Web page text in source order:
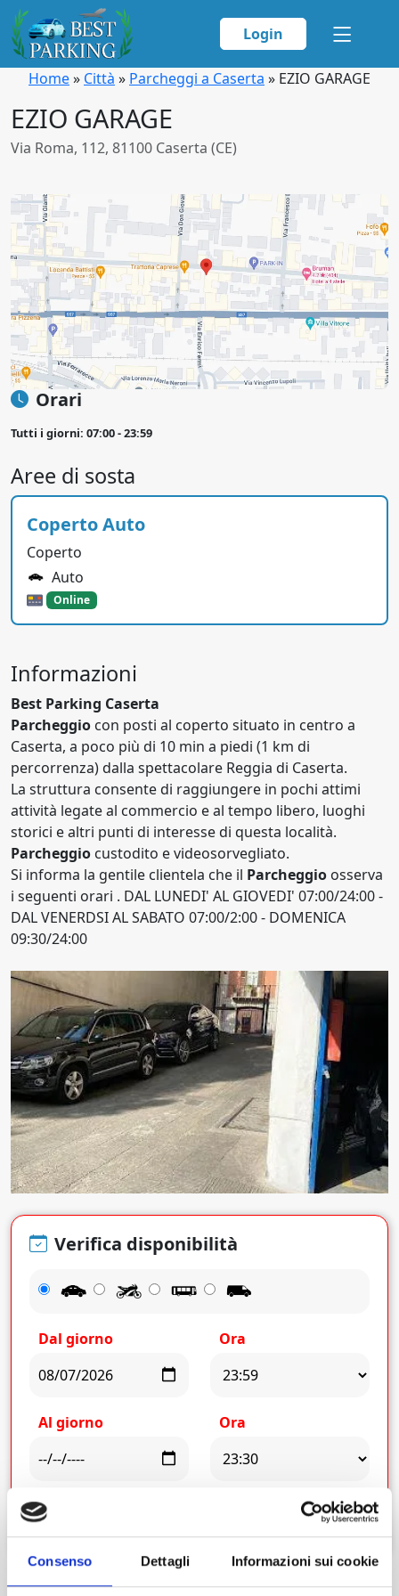
Consenso Dettagli Informazioni sui cookie
Login
Home» Città » Parcheggi a Caserta » EZIO GARAGE
EZIO GARAGE
Via Roma, 112, 81100 Caserta (CE)
Orari
Tutti i giorni: 07:00 - 23:59
Aree di sosta
Coperto Auto
Coperto
Auto
Online
Informazioni
Best Parking Caserta
Parcheggio con posti al coperto situato in centro a
Caserta, a poco più di 10 min a piedi (1 km di
percorrenza) dalla spettacolare Reggia di Caserta.
La struttura consente di raggiungere in pochi attimi
attività legate al commercio e al tempo libero, luoghi
storici e altri punti di interesse di questa località.
Parcheggio custodito e videosorvegliato.
Si informa la gentile clientela che il Parcheggio osserva
i seguenti orari . DAL LUNEDI' AL GIOVEDI' 07:00/24:00 -
DAL VENERDSI AL SABATO 07:00/2:00 - DOMENICA
09:30/24:00
Verifica disponibilità
Dal giorno Ora
Al giorno Ora